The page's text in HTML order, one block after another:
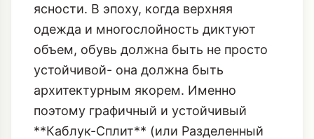
ясности. В эпоху, когда верхняя
одежда и многослойность диктуют
объем, обувь должна быть не просто
устойчивой- она должна быть
архитектурным якорем. Именно
поэтому графичный и устойчивый
**Каблук-Сплит** (или Разделенный